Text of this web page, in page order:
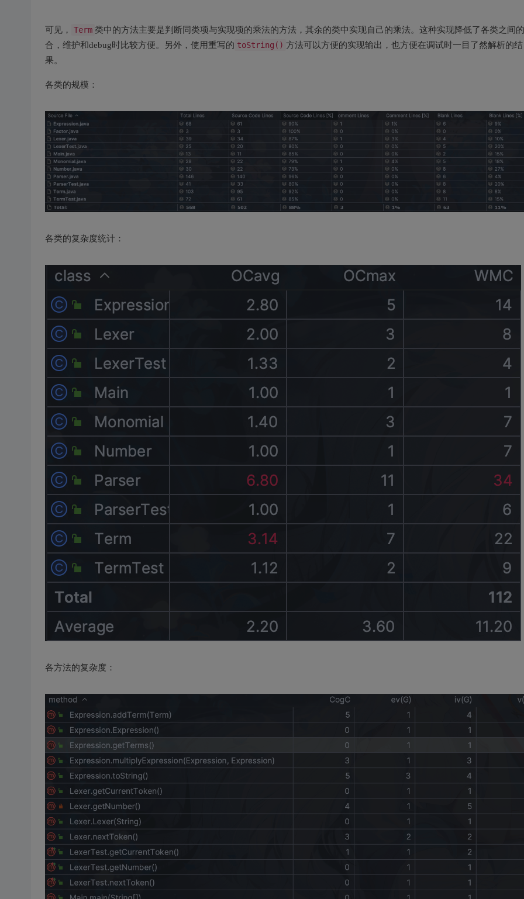
可见， Term 类中的方法主要是判断同类项与实现项的乘法的方法，其余的类中实现自己的乘法。这种实现降低了各类之间
合，维护和debug时比较方便。另外，使用重写的 toString() 方法可以方便的实现输出，也方便在调试时一目了然解析的结
果。
各类的规模：
各类的复杂度统计：
各方法的复杂度：